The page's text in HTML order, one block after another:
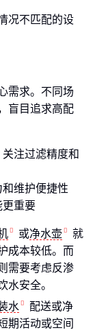
况不匹配的设
需求。不同场
盲目追求高配
注过滤精度和
维护便捷性
更重要
或净水壶
就
成本较低。而
需要考虑反渗
水安全。
水
配送或净
期活动或空间